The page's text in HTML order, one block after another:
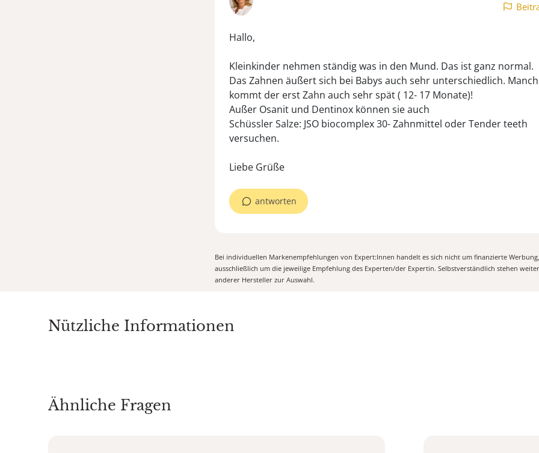
Hallo,
Kleinkinder nehmen ständig was in den Mund. Das ist ganz normal.
Das Zahnen äußert sich bei Babys auch sehr unterschiedlich.
kommt der erst Zahn auch sehr spät ( 12- 17 Monate)!
Außer Osanit und Dentinox können sie auch
Schüssler Salze: JSO biocomplex 30- Zahnmittel oder Tender teeth
versuchen.
Liebe Grüße
antworten
Bei individuellen Markenempfehlungen von Expert:Innen handelt es sich nicht um finanzierte
ausschließlich um die jeweilige Empfehlung des Experten/der Expertin. Selbstverständlich stehen
anderer Hersteller zur Auswahl.
Nützliche Informationen
Ähnliche Fragen